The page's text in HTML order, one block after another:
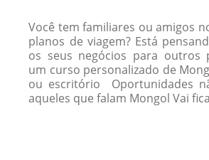
Você tem familiares ou amigos
planos de viagem? Está
os seus negócios para outros
um curso personalizado de
ou escritório Oportunidades
aqueles que falam Mongol Vai